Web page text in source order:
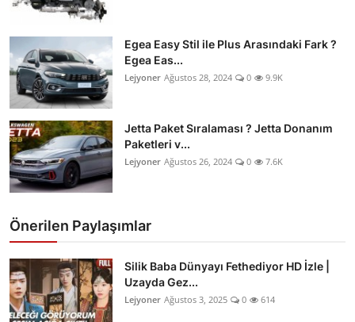
Egea Easy Stil ile Plus Arasındaki Fark ?
Egea Eas...
Lejyoner Ağustos 28, 2024 0 9.9K
Jetta Paket Sıralaması ? Jetta Donanım
Paketleri v...
Lejyoner Ağustos 26, 2024 0 7.6K
Önerilen Paylaşımlar
Silik Baba Dünyayı Fethediyor HD İzle |
Uzayda Gez...
Lejyoner Ağustos 3, 2025 0 614